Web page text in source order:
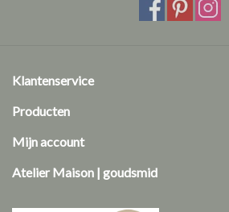
Eternal
Klantenservice
Producten
Mijn account
Atelier Maison | goudsmid